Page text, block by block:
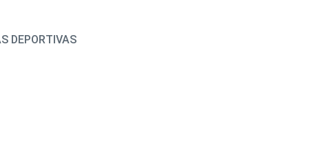
DEPORTIVAS